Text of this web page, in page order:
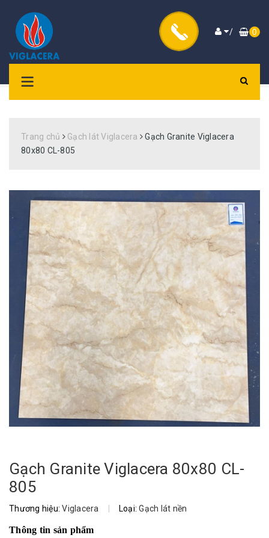
/ 0
Trang chủ Gạch lát Viglacera
Gạch Granite Viglacera
80x80 CL-805
Gạch Granite Viglacera 80x80 CL-
805
Thương hiệu:Viglacera Loại:Gạch lát nền
Thông tin sản phẩm